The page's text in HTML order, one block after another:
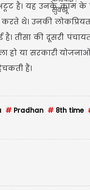
है। यह उनके काम के
थे। उनकी
है। तीसा की दूसरी
हो या सरकारी
हैं।
# Pradhan # 8th time